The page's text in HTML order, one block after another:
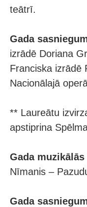
teātrī.
Gada
izrādē Doriana
Franciska izrādē
Nacionālajā
** Laureātu
apstiprina
Gada
Nīmanis –
Gada